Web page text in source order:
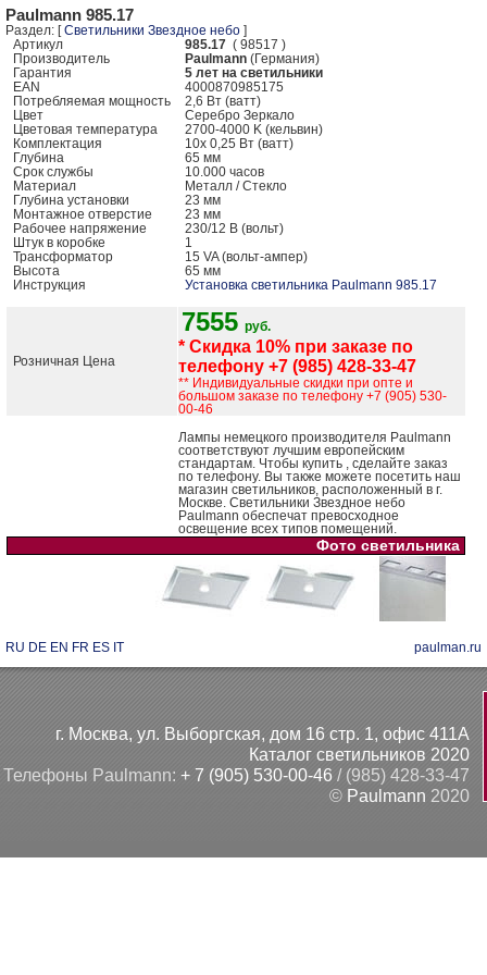
Paulmann 985.17
Раздел: [Светильники Звездное небо ]
Артикул
985.17 ( 98517 )
Производитель
Paulmann (Германия)
Гарантия
5 лет на светильники
EAN
4000870985175
Потребляемая мощность
2,6 Вт (ватт)
Цвет
Серебро Зеркало
Цветовая температура
2700-4000 K (кельвин)
Комплектация
10x 0,25 Вт (ватт)
Глубина
65 мм
Срок службы
10.000 часов
Mатериал
Металл / Стекло
Глубина установки
23 мм
Монтажное отверстие
23 мм
Рабочее напряжение
230/12 В (вольт)
Штук в коробке
1
Трансформатор
15 VA (вольт-ампер)
Высота
65 мм
Инструкция
Установка светильника Paulmann 985.17
Розничная Цена
7555 руб.
* Скидка 10% при заказе по
телефону +7 (985) 428-33-47
** Индивидуальные скидки при опте и
большом заказе по телефону +7 (905) 530-
00-46
Лампы немецкого производителя Paulmann
соответствуют лучшим европейским
стандартам. Чтобы купить , сделайте заказ
по телефону. Вы также можете посетить наш
магазин светильников, расположенный в г.
Москве. Светильники Звездное небо
Paulmann обеспечат превосходное
освещение всех типов помещений.
Фото светильника
RU DE EN FR ES IT paulman.ru
г. Москва, ул. Выборгская, дом 16 стр. 1, офис 411А
Каталог светильников 2020
Телефоны Paulmann: + 7 (905) 530-00-46 / (985) 428-33-47
© Paulmann 2020